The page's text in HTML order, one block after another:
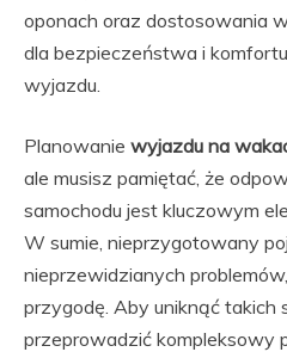
oponach oraz dostosowania
dla bezpieczeństwa i
wyjazdu.
Planowanie wyjazdu na
ale musisz pamiętać, że
samochodu jest kluczowym
W sumie, nieprzygotowany
nieprzewidzianych
przygodę. Aby uniknąć takich
przeprowadzić kompleksowy